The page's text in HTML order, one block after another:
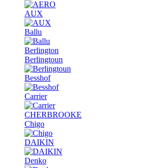
AUX
Ballu
Berlington
Berlingtoun
Besshof
Carrier
CHERBROOKE
Chigo
DAIKIN
Denko